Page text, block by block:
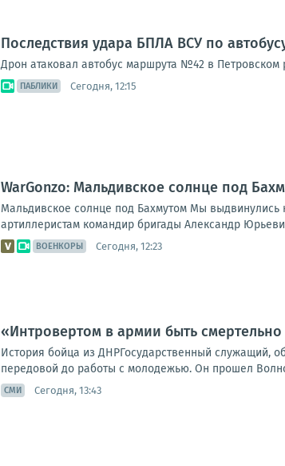
Последствия удара БПЛА ВСУ по
Дрон атаковал автобус маршрута №42 в
ПАБЛИКИ Сегодня, 12:15
WarGonzo: Мальдивское солнце под
Мальдивское солнце под Бахмутом Мы выдвинулись
артиллеристам командир бригады Александр
ВОЕНКОРЫ Сегодня, 12:23
«Интровертом в армии быть
История бойца из ДНРГосударственный служащий,
передовой до работы с молодежью. Он прошел
СМИ Сегодня, 13:43